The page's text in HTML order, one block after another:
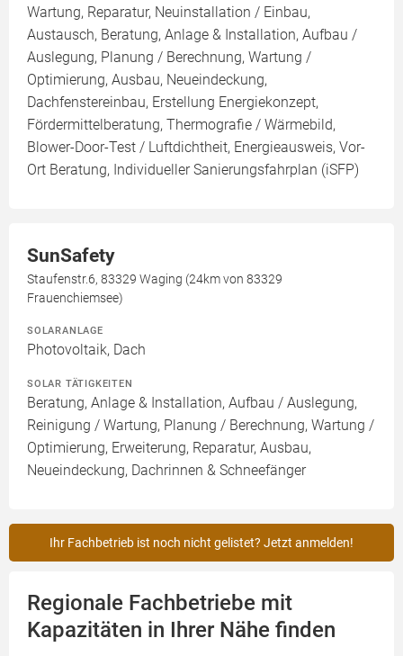
Wartung, Reparatur, Neuinstallation / Einbau,
Austausch, Beratung, Anlage & Installation, Aufbau /
Auslegung, Planung / Berechnung, Wartung /
Optimierung, Ausbau, Neueindeckung,
Dachfenstereinbau, Erstellung Energiekonzept,
Fördermittelberatung, Thermografie / Wärmebild,
Blower-Door-Test / Luftdichtheit, Energieausweis, Vor-
Ort Beratung, Individueller Sanierungsfahrplan (iSFP)
SunSafety
Staufenstr.6, 83329 Waging (24km von 83329
Frauenchiemsee)
SOLARANLAGE
Photovoltaik, Dach
SOLAR TÄTIGKEITEN
Beratung, Anlage & Installation, Aufbau / Auslegung,
Reinigung / Wartung, Planung / Berechnung, Wartung /
Optimierung, Erweiterung, Reparatur, Ausbau,
Neueindeckung, Dachrinnen & Schneefänger
Ihr Fachbetrieb ist noch nicht gelistet? Jetzt anmelden!
Regionale Fachbetriebe mit
Kapazitäten in Ihrer Nähe finden